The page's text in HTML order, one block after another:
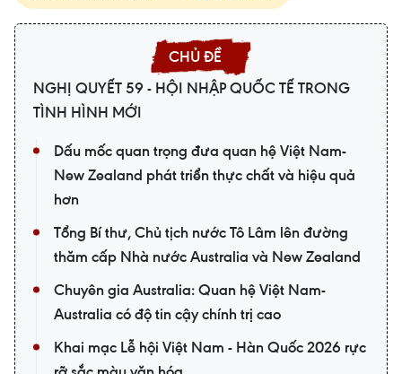
NGHỊ QUYẾT 59 - HỘI NHẬP QUỐC TẾ TRONG
TÌNH HÌNH MỚI
Dấu mốc quan trọng đưa quan hệ Việt Nam-
New Zealand phát triển thực chất và hiệu quả
hơn
Tổng Bí thư, Chủ tịch nước Tô Lâm lên đường
thăm cấp Nhà nước Australia và New Zealand
Chuyên gia Australia: Quan hệ Việt Nam-
Australia có độ tin cậy chính trị cao
Khai mạc Lễ hội Việt Nam - Hàn Quốc 2026 rực